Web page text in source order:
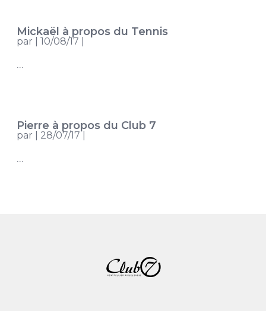
Mickaël à propos du Tennis
par |10/08/17
Pierre à propos du Club 7
par 28/07/17|